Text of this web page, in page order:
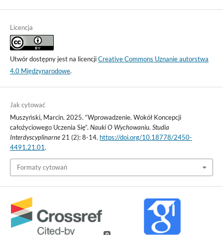
Licencja
Utwór dostępny jest na licencjiCreative Commons Uznanie autorstwa
4.0 Międzynarodowe.
Jak cytować
Muszyński, Marcin. 2025. “Wprowadzenie. Wokół Koncepcji
całożyciowego Uczenia Się”. Nauki O Wychowaniu. Studia
Interdyscyplinarne21 (2): 8-14. https://doi.org/10.18778/2450-
4491.21.01.
Formaty cytowań